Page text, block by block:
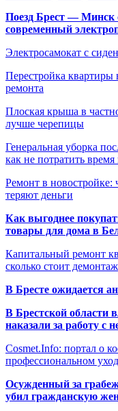
Поезд Брест — Минск
современный
Электросамокат с
Перестройка квартиры
ремонта
Плоская крыша в
лучше черепицы
Генеральная уборка
как не потратить
Ремонт в новостройке:
теряют деньги
Как выгоднее
товары для дома в
Капитальный ремонт
сколько стоит демонтаж
В Бресте ожидается
В Брестской области
наказали за работу с
Cosmet.Info: портал о
профессиональном
Осужденный за грабеж
убил гражданскую